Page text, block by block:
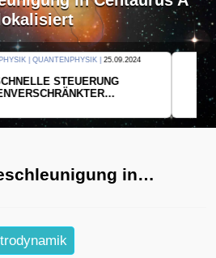
lokalisiert
| WELLENLEHRE |23.09.2024
ERZEUGEN
GAS AUS LICHT
in